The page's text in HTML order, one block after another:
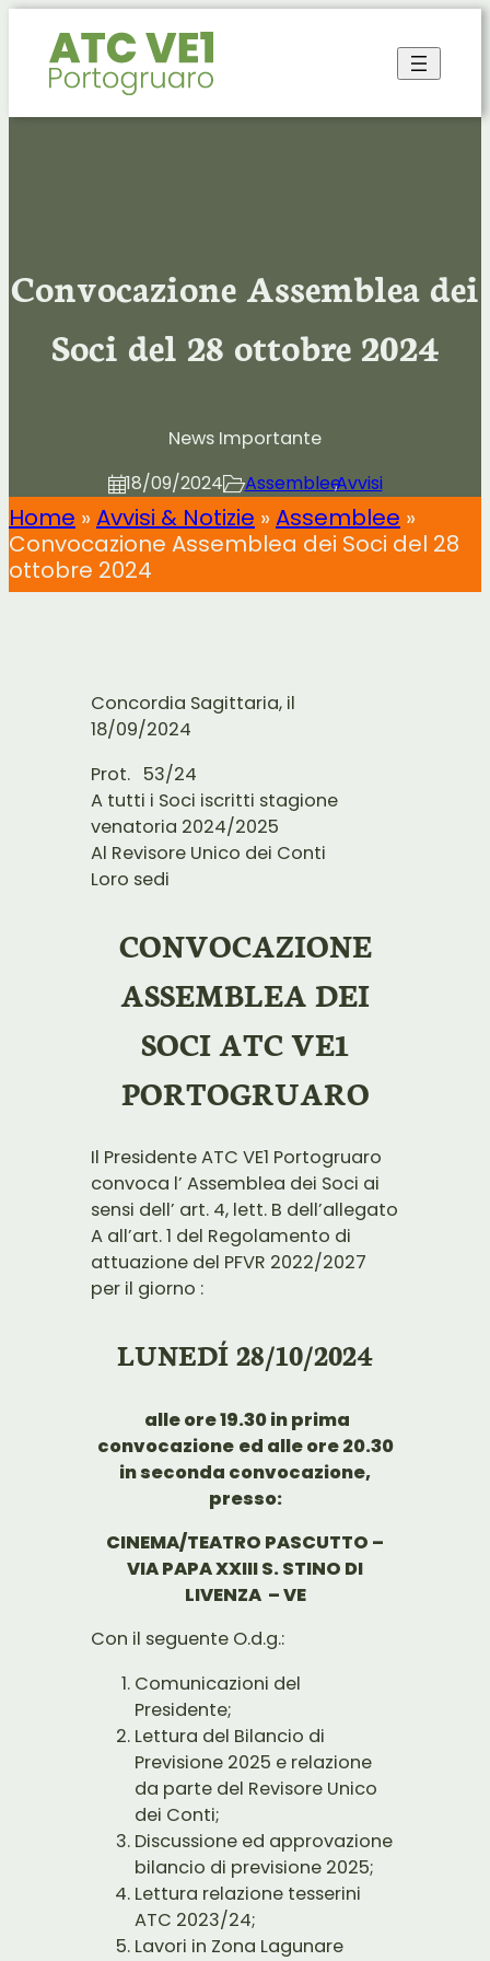
Vai
contenuto
Convocazione Assemblea dei
Soci del 28 ottobre 2024
News Importante
18/09/2024
Assemblee
,
Avvisi
Home »Avvisi & Notizie »Assemblee »
Convocazione Assemblea dei Soci del 28
ottobre 2024
Concordia Sagittaria, il
18/09/2024
Prot. 53/24
A tutti i Soci iscritti stagione
venatoria 2024/2025
Al Revisore Unico dei Conti
Loro sedi
CONVOCAZIONE
ASSEMBLEA DEI
SOCI ATC VE1
PORTOGRUARO
Il Presidente ATC VE1 Portogruaro
convoca l’ Assemblea dei Soci ai
sensi dell’ art. 4, lett. B dell’allegato
A all’art. 1 del Regolamento di
attuazione del PFVR 2022/2027
per il giorno :
LUNEDÍ 28/10/2024
alle ore 19.30 in prima
convocazione ed alle ore 20.30
in seconda convocazione,
presso:
CINEMA/TEATRO PASCUTTO –
VIA PAPA XXIII S. STINO DI
LIVENZA – VE
Con il seguente O.d.g.:
Comunicazioni del
Presidente;
Lettura del Bilancio di
Previsione 2025 e relazione
da parte del Revisore Unico
dei Conti;
Discussione ed approvazione
bilancio di previsione 2025;
Lettura relazione tesserini
ATC 2023/24;
Lavori in Zona Lagunare